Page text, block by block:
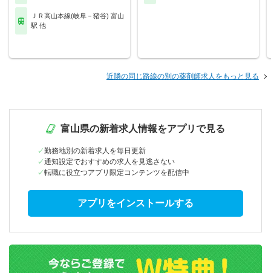
ＪＲ高山本線(岐阜－猪谷) 富山
駅 他
近隣の同じ路線の別の薬剤師求人をもっと見る
富山県の新着求人情報をアプリで見る
勤務地別の新着求人を毎日更新
通知設定でおすすめの求人を見逃さない
転職に役立つアプリ限定コンテンツを配信中
アプリをインストールする